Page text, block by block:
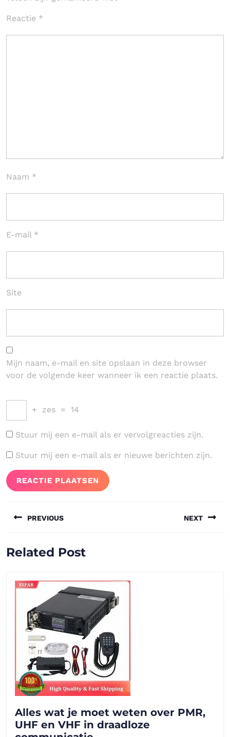
Reactie *
Naam *
E-mail *
Site
Mijn naam, e-mail en site opslaan in deze browser
voor de volgende keer wanneer ik een reactie plaats.
+ zes = 14
Stuur mij een e-mail als er vervolgreacties zijn.
Stuur mij een e-mail als er nieuwe berichten zijn.
navigatie
PREVIOUS
bericht:
NEXT
Related Post
Alles wat je moet weten over PMR,
UHF en VHF in draadloze